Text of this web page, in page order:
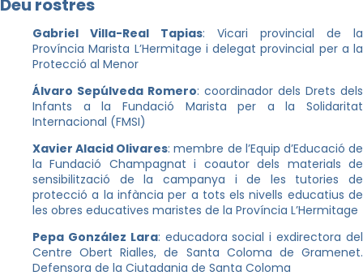
Deu rostres
Gabriel Villa-Real Tapias: Vicari provincial de la
Província Marista L’Hermitage i delegat provincial per a la
Protecció al Menor
Álvaro Sepúlveda Romero: coordinador dels Drets dels
Infants a la Fundació Marista per a la Solidaritat
Internacional (FMSI)
Xavier Alacid Olivares: membre de l’Equip d’Educació de
la Fundació Champagnat i coautor dels materials de
sensibilització de la campanya i de les tutories de
protecció a la infància per a tots els nivells educatius de
les obres educatives maristes de la Província L’Hermitage
Pepa González Lara: educadora social i exdirectora del
Centre Obert Rialles, de Santa Coloma de Gramenet.
Defensora de la Ciutadania de Santa Coloma